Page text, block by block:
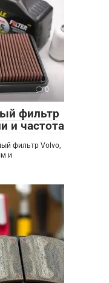
0
фильтр
и частота
фильтр Volvo,
и